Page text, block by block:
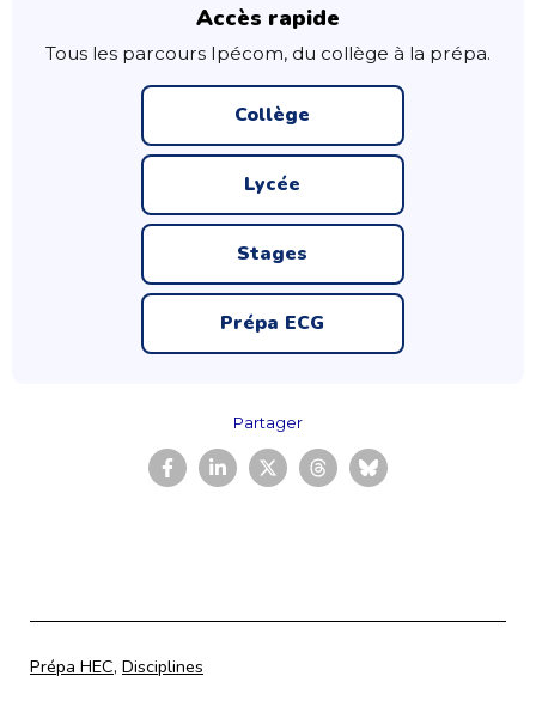
Accès rapide
Tous les parcours Ipécom, du collège à la prépa.
Collège
Lycée
Stages
Prépa ECG
Partager
Catégorisé
Prépa HEC, Disciplines